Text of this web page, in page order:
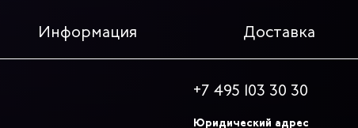
Информация Доставка
+7 495 103 30 30
Юридический адрес